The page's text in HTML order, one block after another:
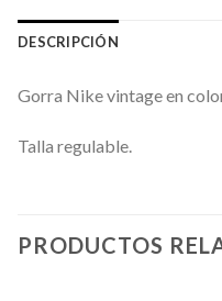
DESCRIPCIÓN
Gorra Nike vintage en
Talla regulable.
PRODUCTOS